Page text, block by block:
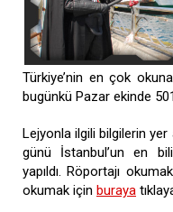
Türkiye’nin en çok
bugünkü Pazar ekinde
Lejyonla ilgili bilgilerin
günü İstanbul’un en
yapıldı. Röportajı
okumak için buraya